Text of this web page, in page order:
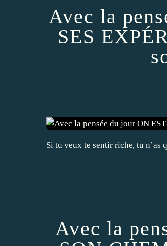
Avec la
SES
Si tu veux te sentir riche, tu n’as
Avec la